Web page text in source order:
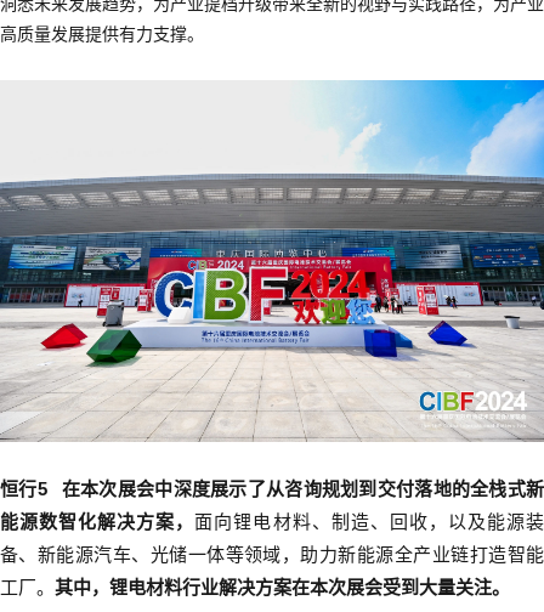
高质量发展提供有力支撑。
恒行5
在本次展会中深度展示了从咨询规划到交付落地的全栈式新
能源数智化解决方案，面向锂电材料、制造、回收，以及能源装
备、新能源汽车、光储一体等领域，助力新能源全产业链打造智能
工厂。 其中，锂电材料行业解决方案在本次展会受到大量关注。